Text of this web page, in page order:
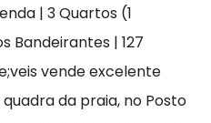
| 3 Quartos (1
Bandeirantes | 127
vende excelente
da praia, no Posto